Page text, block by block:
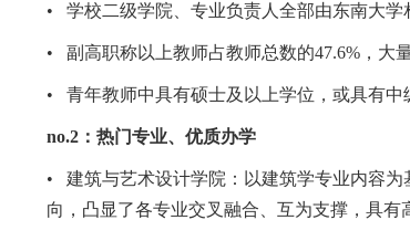
• 学校二级学院、专业负责人全部由东南大学
• 副高职称以上教师占教师总数的47.6% ，大
• 青年教师中具有硕士及以上学位，或具有
no.2 ：热门专业、优质办学
•
建筑与艺术设计学院：以建筑学专业内容
向，凸显了各专业交叉融合、互为支撑，具有